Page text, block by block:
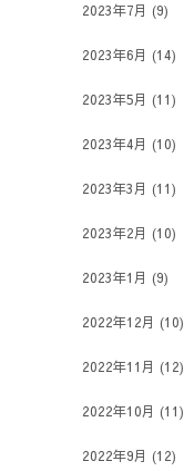
2023年7月 (9)
2023年6月 (14)
2023年5月 (11)
2023年4月 (10)
2023年3月 (11)
2023年2月 (10)
2023年1月 (9)
2022年12月 (10)
2022年11月 (12)
2022年10月 (11)
2022年9月 (12)